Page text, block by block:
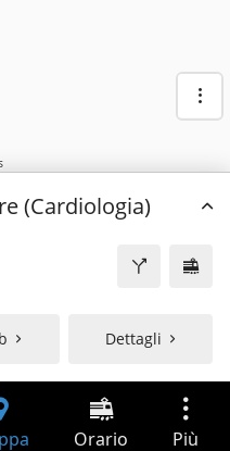
(Cardiologia)
Dettagli
Orario Più